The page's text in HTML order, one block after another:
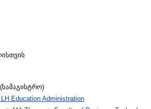
Education Administration